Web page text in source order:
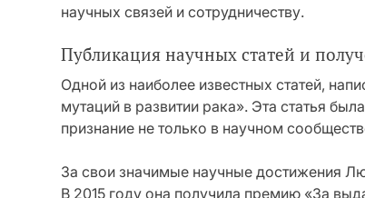
научных связей и сотрудничеству.
Публикация научных статей и
Одной из наиболее известных статей,
мутаций в развитии рака». Эта статья
признание не только в научном
За свои значимые научные достижения
В 2015 году она получила премию «За